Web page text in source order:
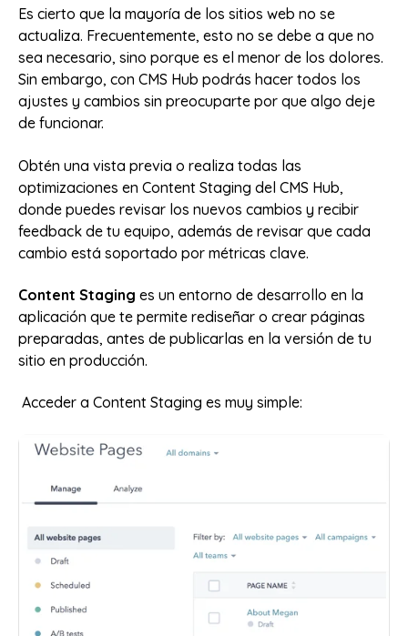
Es cierto que la mayoría de los sitios web no se
actualiza. Frecuentemente, esto no se debe a que no
sea necesario, sino porque es el menor de los dolores.
Sin embargo, con CMS Hub podrás hacer todos los
ajustes y cambios sin preocuparte por que algo deje
de funcionar.
Obtén una vista previa o realiza todas las
optimizaciones en Content Staging del CMS Hub,
donde puedes revisar los nuevos cambios y recibir
feedback de tu equipo, además de revisar que cada
cambio está soportado por métricas clave.
Content Staging es un entorno de desarrollo en la
aplicación que te permite rediseñar o crear páginas
preparadas, antes de publicarlas en la versión de tu
sitio en producción.
Acceder a Content Staging es muy simple: